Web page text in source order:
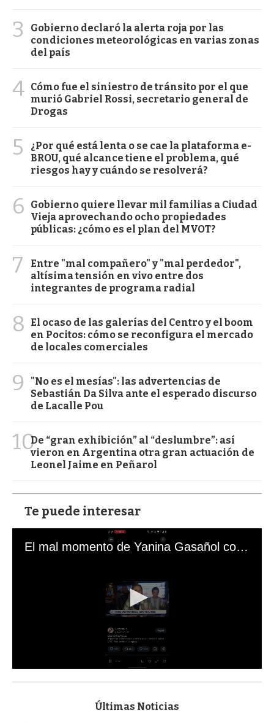
3
Gobierno declaró la alerta roja por las
condiciones meteorológicas en varias zonas
del país
4 Cómo fue el siniestro de tránsito por el que
murió Gabriel Rossi, secretario general de
Drogas
5
¿Por qué está lenta o se cae la plataforma e-
BROU, qué alcance tiene el problema, qué
riesgos hay y cuándo se resolverá?
6
Gobierno quiere llevar mil familias a Ciudad
Vieja aprovechando ocho propiedades
públicas: ¿cómo es el plan del MVOT?
7
Entre "mal compañero" y "mal perdedor",
altísima tensión en vivo entre dos
integrantes de programa radial
8
El ocaso de las galerías del Centro y el boom
en Pocitos: cómo se reconfigura el mercado
de locales comerciales
9
"No es el mesías": las advertencias de
Sebastián Da Silva ante el esperado discurso
de Lacalle Pou
10De “gran exhibición” al “deslumbre”: así
vieron en Argentina otra gran actuación de
Leonel Jaime en Peñarol
Te puede interesar
El mal momento de Yanina Gasañol con un hincha argentino en "Subrayado"
s
Últimas Noticias